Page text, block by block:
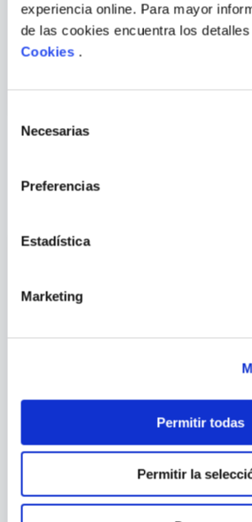
experiencia online. Para mayor
de las cookies encuentra los detalles
Cookies.
Necesarias
Preferencias
Estadística
Marketing
Permitir todas
Permitir la
TECNICAS DE COMPRESION
DE VIDEO
PORQUE TAMBIÉN
VISTE
LA ESCUELA CONTRA EL
EN LA